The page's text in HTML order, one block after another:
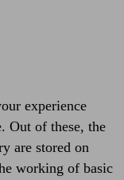
experience
Out of these, the
are stored on
working of basic